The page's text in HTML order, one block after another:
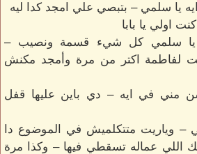
يا سلمي – بتبصي علي امجد كدا ليه
اولي يا بابا
يا سلمي كل شيء قسمة ونصيب –
لفاطمة اكتر من مرة وأمجد مكنش
مني في ايه – دي باين عليها قفل
وياريت متتكلميش في الموضوع دا
اللي عماله تسقطي فيها – وكذا مرة